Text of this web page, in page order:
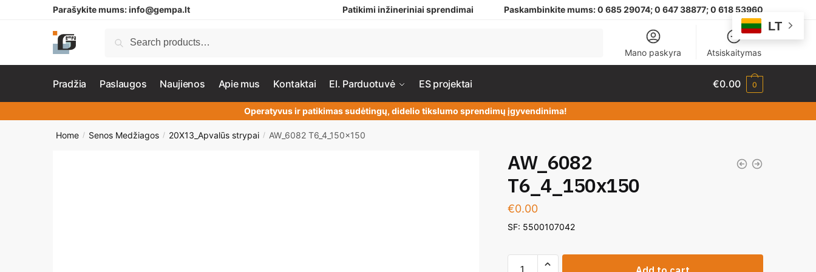
Parašykite mums:info@gempa.lt Patikimi inžineriniai sprendimai Paskambinkite mums:0 685 29074;0 647 38877; 0 618 53960
Search
Mano paskyra
Atsiskaitymas
Pradžia Paslaugos Naujienos Apie mus Kontaktai El. Parduotuvė ES projektai €0.00 0
Operatyvus ir patikimas sudėtingų, didelio tikslumo sprendimų įgyvendinima!
Home / Senos Medžiagos / 20X13_Apvalūs strypai / AW_6082 T6_4_150x150
AW_6082
T6_4_150x150
€0.00
SF: 5500107042
LT